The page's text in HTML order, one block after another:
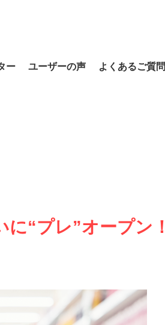
ー ユーザーの声 よくあるご質問
“プレ”オープン！